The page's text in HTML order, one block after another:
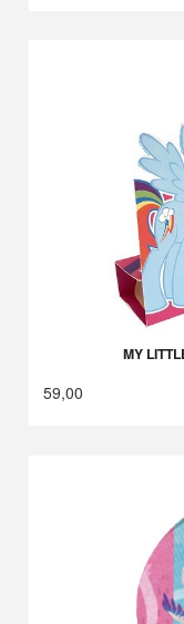
MY
59,00